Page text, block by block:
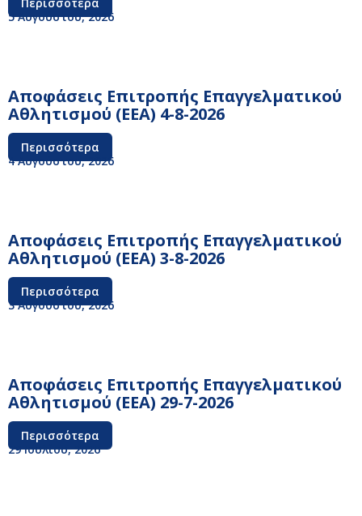
5 Αυγούστου, 2026
Αποφάσεις Επιτροπής Επαγγελματικού
Αθλητισμού (ΕΕΑ) 4-8-2026
Περισσότερα
4 Αυγούστου, 2026
Αποφάσεις Επιτροπής Επαγγελματικού
Αθλητισμού (ΕΕΑ) 3-8-2026
Περισσότερα
3 Αυγούστου, 2026
Αποφάσεις Επιτροπής Επαγγελματικού
Αθλητισμού (ΕΕΑ) 29-7-2026
Περισσότερα
29 Ιουλίου, 2026